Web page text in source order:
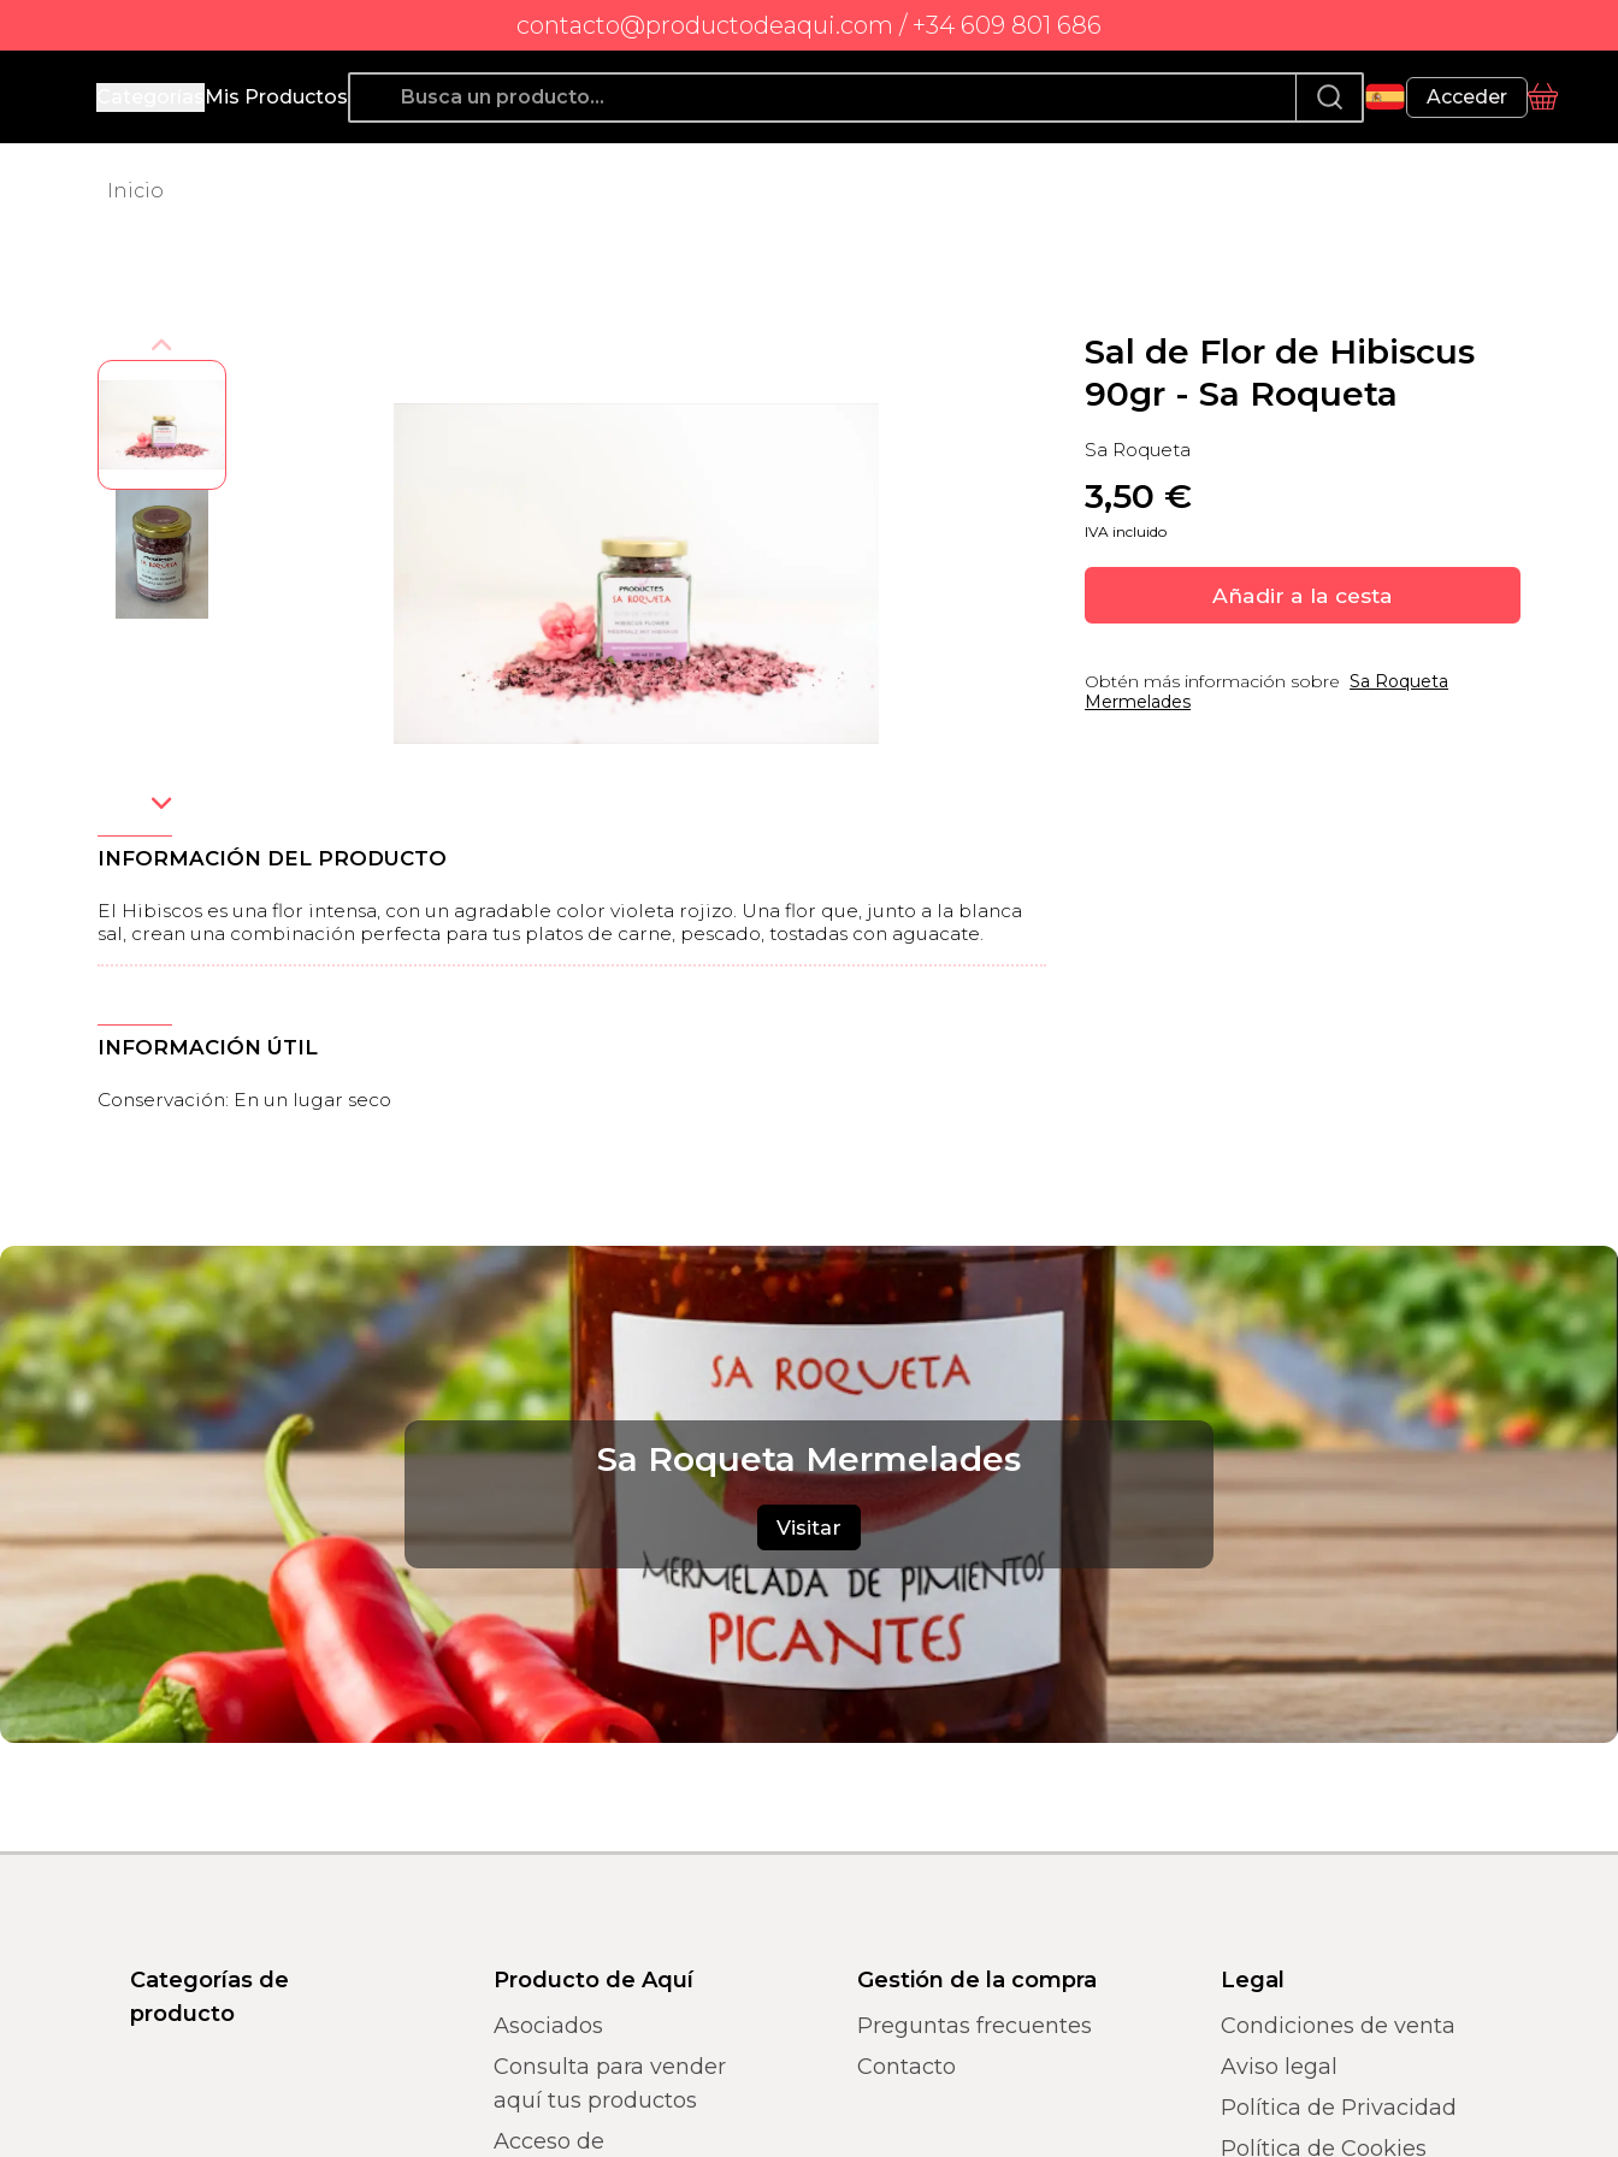
contacto@productodeaqui.com / +34 609 801 686
Producto de Aquí
Mis Productos Acceder
Perfil
Cesta
Inicio
Sal de Flor de Hibiscus
90gr - Sa Roqueta
Sa Roqueta
3,50 €
IVA incluido
Añadir a la cesta
Obtén más información sobre Sa Roqueta
Mermelades
INFORMACIÓN DEL PRODUCTO
El Hibiscos es una flor intensa, con un agradable color violeta rojizo. Una flor que, junto a la blanca
sal, crean una combinación perfecta para tus platos de carne, pescado, tostadas con aguacate.
INFORMACIÓN ÚTIL
Conservación: En un lugar seco
Sa Roqueta Mermelades
Visitar
Categorías de
producto
Producto de Aquí
Asociados
Consulta para vender
aquí tus productos
Acceso de
Gestión de la compra
Preguntas frecuentes
Contacto
Legal
Condiciones de venta
Aviso legal
Política de Privacidad
Política de Cookies